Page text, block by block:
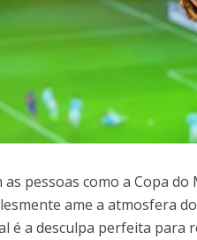
pessoas como a Copa do
ame a atmosfera
é a desculpa perfeita para